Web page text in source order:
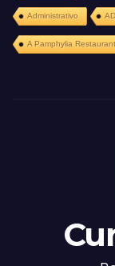
Administrativo
A Pamphylia